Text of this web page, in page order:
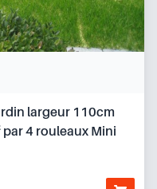
largeur 110cm
4 rouleaux Mini